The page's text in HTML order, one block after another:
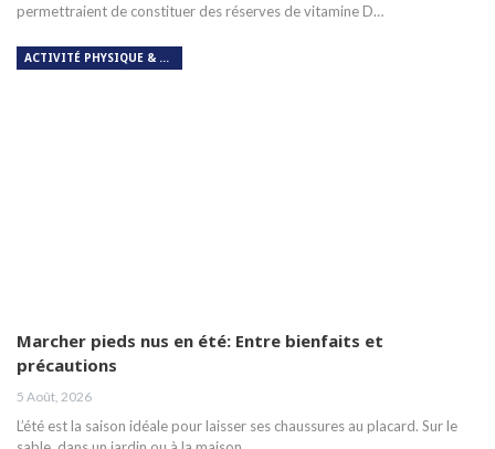
permettraient de constituer des réserves de vitamine D…
ACTIVITÉ PHYSIQUE & RESPIRATION
Marcher pieds nus en été: Entre bienfaits et
précautions
5 Août, 2026
L’été est la saison idéale pour laisser ses chaussures au placard. Sur le